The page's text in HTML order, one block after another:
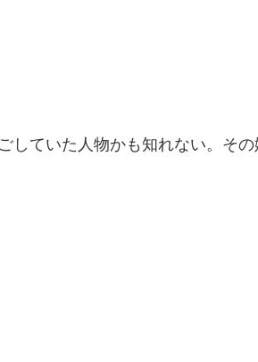
していた人物かも知れない。そ